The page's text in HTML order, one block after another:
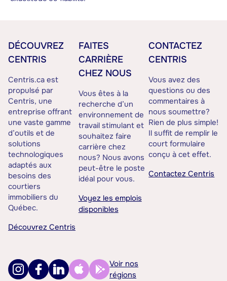
DÉCOUVREZ
CENTRIS
Centris.ca est
propulsé par
Centris, une
entreprise offrant
une vaste gamme
d’outils et de
solutions
technologiques
adaptés aux
besoins des
courtiers
immobiliers du
Québec.
Découvrez Centris
FAITES
CARRIÈRE
CHEZ NOUS
Vous êtes à la
recherche d’un
environnement de
travail stimulant et
souhaitez faire
carrière chez
nous? Nous avons
peut-être le poste
idéal pour vous.
Voyez les emplois
disponibles
CONTACTEZ
CENTRIS
Vous avez des
questions ou des
commentaires à
nous soumettre?
Rien de plus simple!
Il suffit de remplir le
court formulaire
conçu à cet effet.
Contactez Centris
Voir nos
régions